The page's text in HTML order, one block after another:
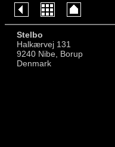
Stelbo
Halkærvej 131
9240 Nibe, Borup
Denmark